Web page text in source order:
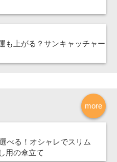
も上がる？サンキャッチャー
more
べる！オシャレでスリム
用の傘立て